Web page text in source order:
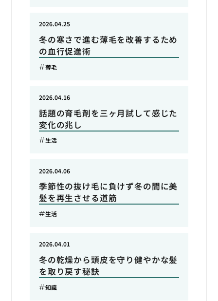
冬の寒さで進む薄毛を改善するため
の血行促進術
2026.04.25
薄毛
話題の育毛剤を三ヶ月試して感じた
変化の兆し
2026.04.16
生活
季節性の抜け毛に負けず冬の間に美
髪を再生させる道筋
2026.04.06
生活
冬の乾燥から頭皮を守り健やかな髪
を取り戻す秘訣
2026.04.01
知識